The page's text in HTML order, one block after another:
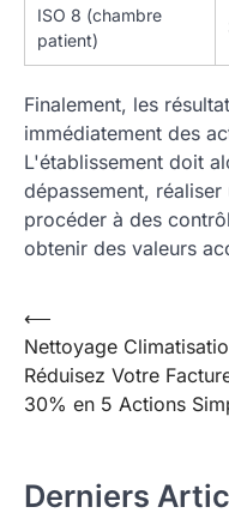
ISO 8 (chambre
patient)
Finalement, les
immédiatement des
L'établissement doit
dépassement,
procéder à des
obtenir des valeurs
Navigation
de
l’article
⟵
Nettoyage
Réduisez Votre
30% en 5 Actions
Derniers